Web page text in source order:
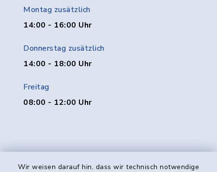
Wir weisen darauf hin, dass wir technisch notwendige
Montag zusätzlich
14:00 - 16:00 Uhr
Donnerstag zusätzlich
14:00 - 18:00 Uhr
Freitag
08:00 - 12:00 Uhr